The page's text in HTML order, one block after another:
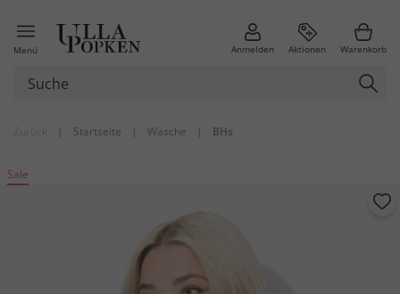
Menü Anmelden Aktionen Warenkorb
| Startseite | Wäsche | BHs
Sale